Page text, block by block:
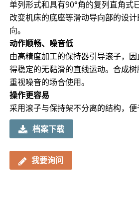
单列形式和具有90°角的复列直角式
改变机床的底座等滑动导向部的设
向。
动作顺畅、噪音低
由高精度加工的保持器引导滚子，
得稳定的无黏滑的直线运动。合成
重视噪音的场合使用。
操作更容易
采用滚子与保持架不分离的结构，便
档案下载
我要询问